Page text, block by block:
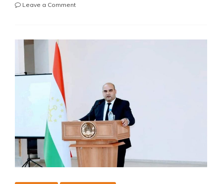
Leave a Commenton
Файзобод